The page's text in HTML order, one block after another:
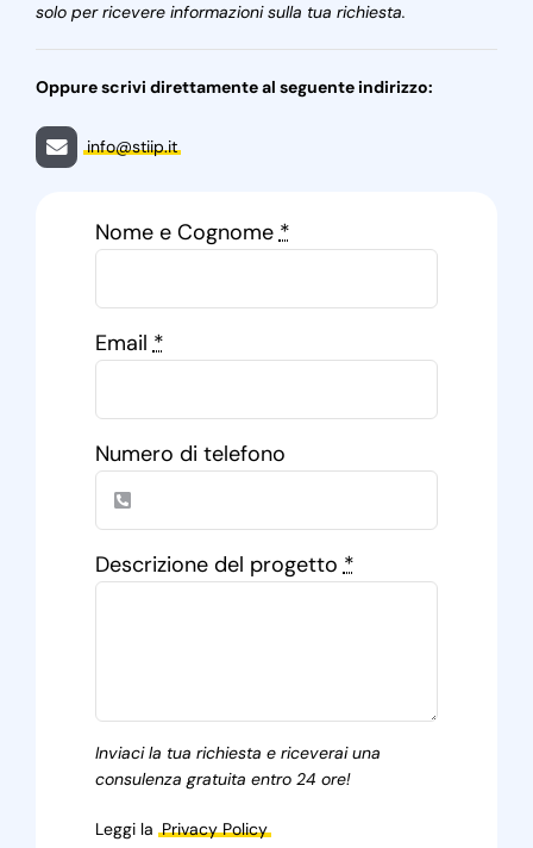
solo per ricevere informazioni sulla tua richiesta.
Oppure scrivi direttamente al seguente indirizzo:
info@stiip.it
Nome e Cognome*
Email*
Numero di telefono
Descrizione del progetto*
Inviaci la tua richiesta e riceverai una
consulenza gratuita entro 24 ore!
Leggi la Privacy Policy